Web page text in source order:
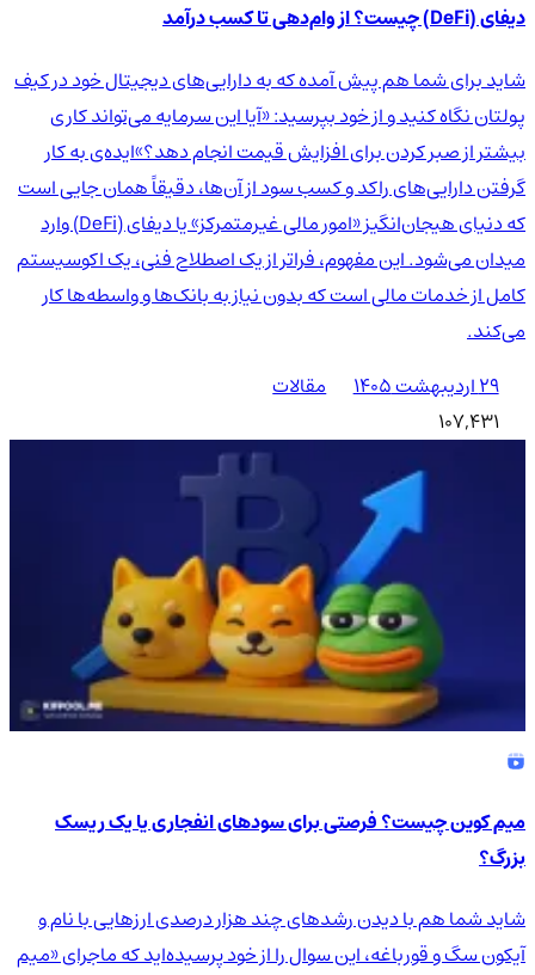
دیفای (DeFi) چیست؟ از وام‌دهی تا کسب درآمد
شاید برای شما هم پیش آمده که به دارایی‌های دیجیتال خود در کیف
پولتان نگاه کنید و از خود بپرسید: «آیا این سرمایه می‌تواند کاری
بیشتر از صبر کردن برای افزایش قیمت انجام دهد؟»ایده‌ی به کار
گرفتن دارایی‌های راکد و کسب سود از آن‌ها، دقیقاً همان جایی است
که دنیای هیجان‌انگیز «امور مالی غیرمتمرکز» یا دیفای (DeFi) وارد
میدان می‌شود. این مفهوم، فراتر از یک اصطلاح فنی، یک اکوسیستم
کامل از خدمات مالی است که بدون نیاز به بانک‌ها و واسطه‌ها کار
می‌کند.
۲۹ اردیبهشت ۱۴۰۵
مقالات
107,431
میم کوین چیست؟ فرصتی برای سودهای انفجاری یا یک ریسک
بزرگ؟
شاید شما هم با دیدن رشدهای چند هزار درصدی ارزهایی با نام و
آیکون سگ و قورباغه، این سوال را از خود پرسیده‌اید که ماجرای «میم